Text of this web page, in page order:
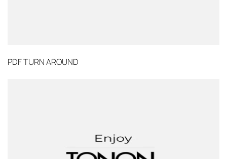
PDFTURN AROUND